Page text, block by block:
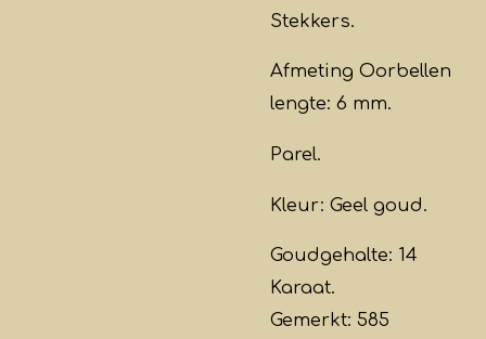
Stekkers.
Afmeting Oorbellen
lengte: 6 mm.
Parel.
Kleur: Geel goud.
Goudgehalte: 14
Karaat.
Gemerkt: 585